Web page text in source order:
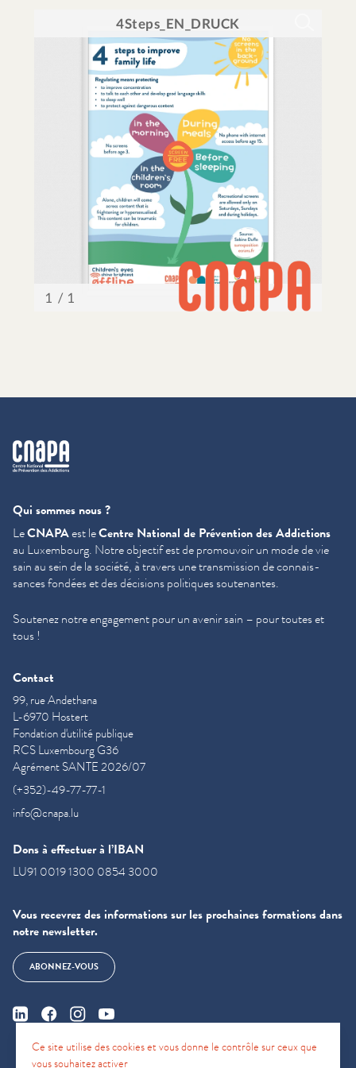
cnapa
Qui sommes nous ?
LeCNAPAest leCentre National de Prévention des Addictions
au Luxembourg. Notre objectif est de promouvoir un mode de vie
sain au sein de la société, à travers une trans­mis­sion de con­nais­
sances fondées et des décisions politiques soutenantes.
Soutenez notre engagement pour un avenir sain – pour toutes et
tous !
Contact
99, rue Andethana
L-6970 Hostert
Fondation d'utilité publique
RCS Luxembourg G36
Agrément SANTE 2026/07
(+352)-49-77-77-1
info@cnapa.lu
Dons à effectuer à l’IBAN
LU91 0019 1300 0854 3000
Vous recevrez des informations sur les prochaines formations dans
notre newsletter.
ABONNEZ-VOUS
Ce site utilise des cookies et vous donne le contrôle sur ceux que
vous souhaitez activer